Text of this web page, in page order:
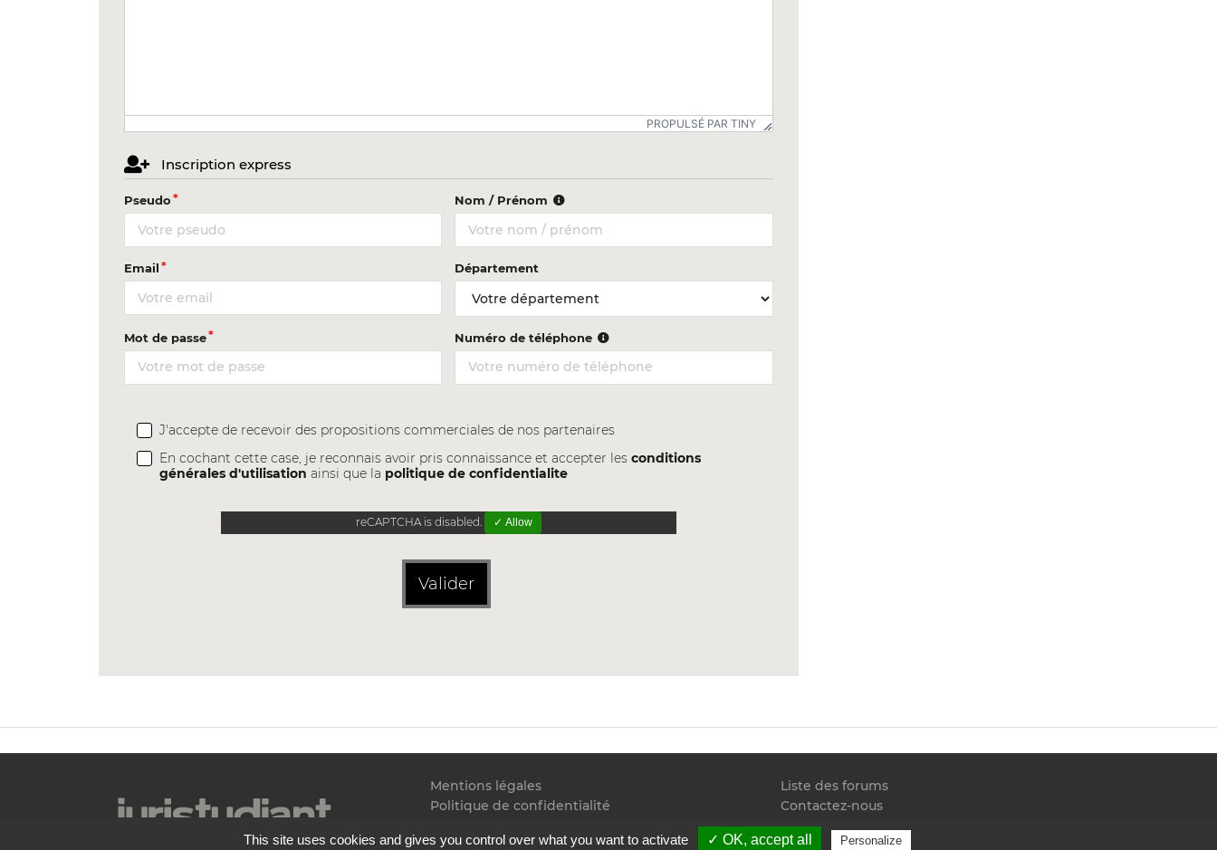
PROPULSÉ PAR TINY
Inscription express
Pseudo Nom / Prénom
Email Département
Mot de passe Numéro de téléphone
J'accepte de recevoir des propositions commerciales de nos partenaires
En cochant cette case, je reconnais avoir pris connaissance et accepter lesconditions
générales d'utilisation ainsi que la politique de confidentialite
reCAPTCHA is disabled. ✓ Allow
Valider
Mentions légales
Politique de confidentialité
Liste des forums
Contactez-nous
Flux RSS
This site uses cookies and gives you control over what you want to activate ✓ OK, accept all Personalize